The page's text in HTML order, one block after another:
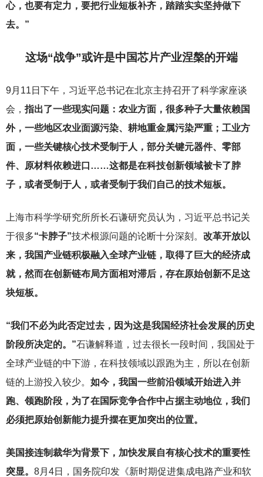
心，也要有定力，要把行业短板补齐，踏踏实实坚持做下
去。”
这场“战争”或许是中国芯片产业涅槃的开端
9月11日下午，习近平总书记在北京主持召开了科学家座谈
会， 指出了一些现实问题：农业方面，很多种子大量依赖国
外，一些地区农业面源污染、耕地重金属污染严重；工业方
面，一些关键核心技术受制于人，部分关键元器件、零部
件、原材料依赖进口……这都是在科技创新领域被卡了脖
子，或者受制于人，或者受制于我们自己的技术短板。
上海市科学学研究所所长石谦研究员认为，习近平总书记关
于很多“卡脖子”技术根源问题的论断十分深刻。 改革开放以
来，我国产业链积极融入全球产业链，取得了巨大的经济成
就，然而在创新链布局方面相对滞后，存在原始创新不足这
块短板。
“我们不必为此否定过去，因为这是我国经济社会发展的历史
阶段所决定的。”石谦解释道，过去很长一段时间，我国处于
全球产业链的中下游，在科技领域以跟跑为主，所以在创新
链的上游投入较少。 如今，我国一些前沿领域开始进入并
跑、领跑阶段，为了在国际竞争合作中占据主动地位，我们
必须把原始创新能力提升摆在更加突出的位置。
美国接连制裁华为背景下，加快发展自有核心技术的重要性
突显。 8月4日，国务院印发《新时期促进集成电路产业和软